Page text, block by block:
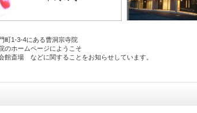
町1-3-4にある曹洞宗寺院
ホームページにようこそ
館斎場 などに関することをお知らせしています。